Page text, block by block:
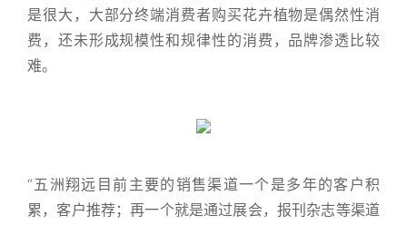
是很大，大部分终端消费者购买花卉植物是偶然性消
费，还未形成规模性和规律性的消费，品牌渗透比较
难。
“五洲翔远目前主要的销售渠道一个是多年的客户积
累，客户推荐；再一个就是通过展会，报刊杂志等渠道